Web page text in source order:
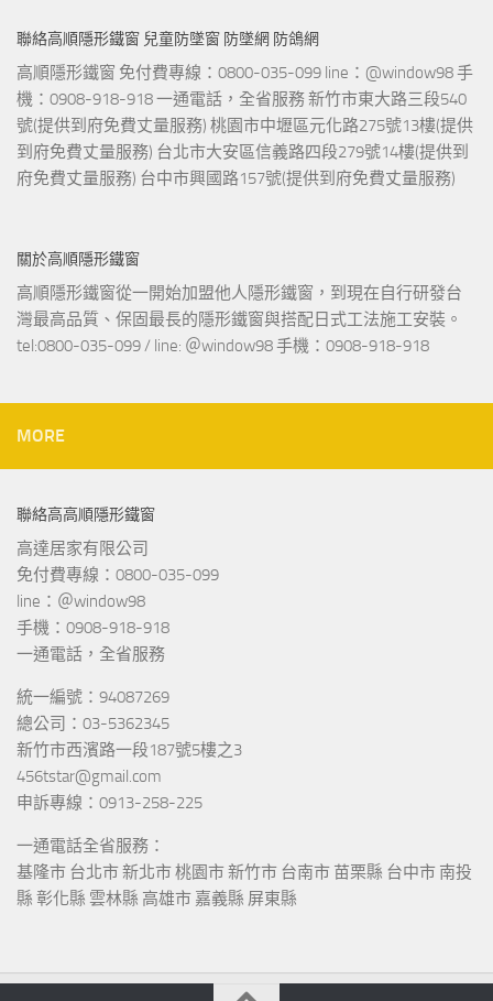
聯絡高順隱形鐵窗 兒童防墜窗 防墜網 防鴿網
高順隱形鐵窗 免付費專線：0800-035-099 line：@window98 手
機：0908-918-918 一通電話，全省服務 新竹市東大路三段540
號(提供到府免費丈量服務) 桃園市中壢區元化路275號13樓(提供
到府免費丈量服務) 台北市大安區信義路四段279號14樓(提供到
府免費丈量服務) 台中市興國路157號(提供到府免費丈量服務)
關於高順隱形鐵窗
高順隱形鐵窗從一開始加盟他人隱形鐵窗，到現在自行研發台
灣最高品質、保固最長的隱形鐵窗與搭配日式工法施工安裝。
tel:0800-035-099 / line: ＠window98 手機：0908-918-918
MORE
聯絡高高順隱形鐵窗
高達居家有限公司
免付費專線：0800-035-099
line：＠window98
手機：0908-918-918
一通電話，全省服務
統一編號：94087269
總公司：03-5362345
新竹市西濱路一段187號5樓之3
456tstar@gmail.com
申訴專線：0913-258-225
一通電話全省服務：
基隆市 台北市 新北市 桃園市 新竹市 台南市 苗栗縣 台中市 南投
縣 彰化縣 雲林縣 高雄市 嘉義縣 屏東縣